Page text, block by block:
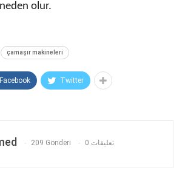
olur.
çamaşır makineleri
Facebook Twitter
209 Gönderi 0 تعليقات